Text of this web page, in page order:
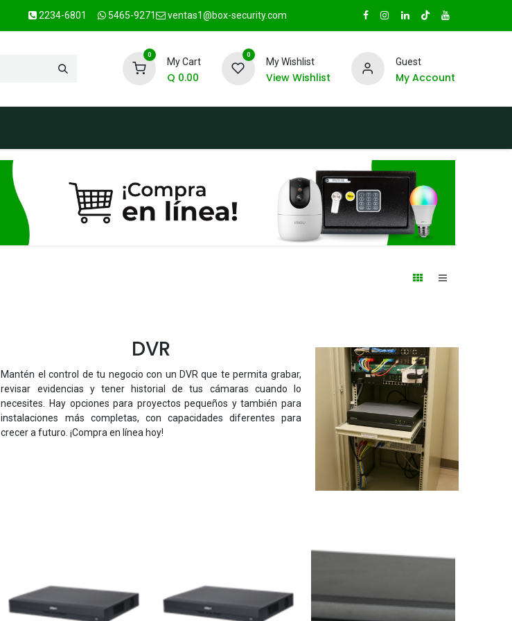
2234-6801 5465-9271 ventas1@box-security.com
0
My Cart
Q 0.00
0
My Wishlist
View Wishlist
Guest
My Account
DVR
Mantén el control de tu negocio con un DVR que te permita grabar,
revisar evidencias y tener historial de tus cámaras cuando lo
necesites. Hay opciones para proyectos pequeños y también para
instalaciones más completas, con capacidades diferentes para
crecer a futuro. ¡Compra en línea hoy!